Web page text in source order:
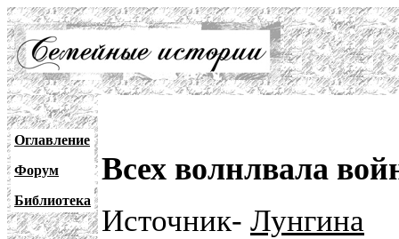
Оглавление
Форум
Библиотека
Всех волнлвала
Источник- Лунгина